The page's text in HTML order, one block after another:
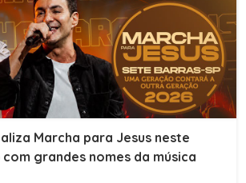
Marcha para Jesus neste
grandes nomes da música